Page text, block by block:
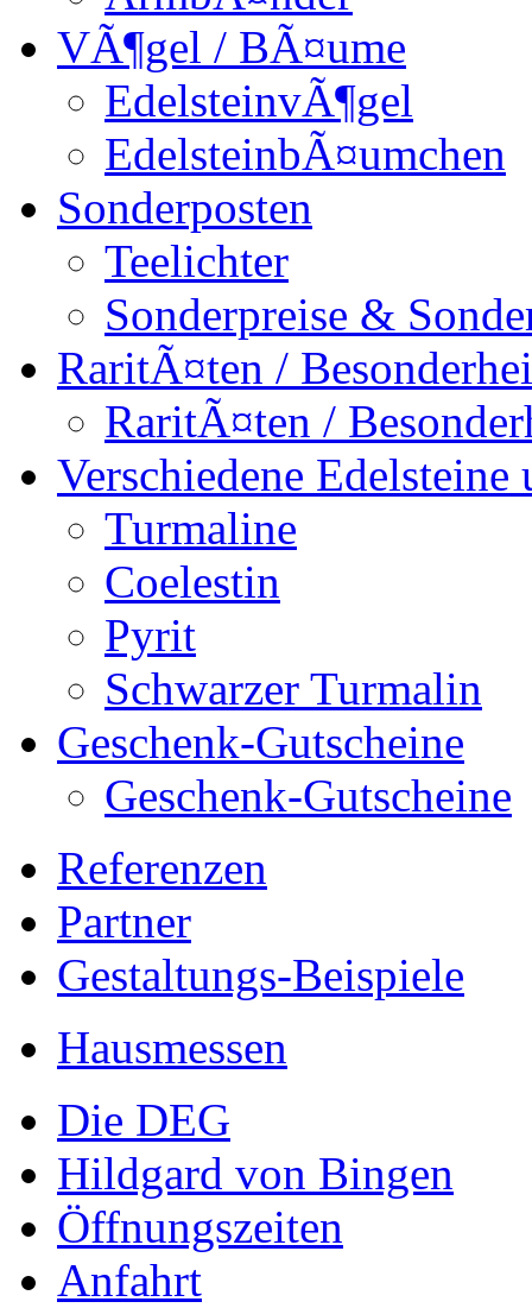
VÃ¶gel / BÃ¤ume
EdelsteinvÃ¶gel
EdelsteinbÃ¤umchen
Sonderposten
Teelichter
Sonderpreise &
RaritÃ¤ten /
RaritÃ¤ten /
Verschiedene
Turmaline
Coelestin
Pyrit
Schwarzer Turmalin
Geschenk-Gutscheine
Geschenk-Gutscheine
Referenzen
Partner
Gestaltungs-Beispiele
Hausmessen
Die DEG
Hildgard von Bingen
Öffnungszeiten
Anfahrt